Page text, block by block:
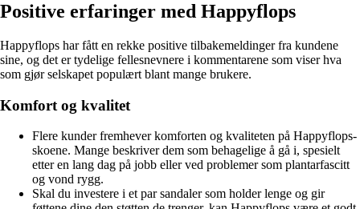
Positive erfaringer med Happyflops
Happyflops har fått en rekke positive tilbakemeldinger fra kundene
sine, og det er tydelige fellesnevnere i kommentarene som viser hva
som gjør selskapet populært blant mange brukere.
Komfort og kvalitet
Flere kunder fremhever komforten og kvaliteten på Happyflops-
skoene. Mange beskriver dem som behagelige å gå i, spesielt
etter en lang dag på jobb eller ved problemer som plantarfascitt
og vond rygg.
Skal du investere i et par sandaler som holder lenge og gir